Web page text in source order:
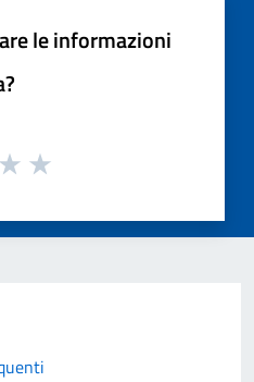
le informazioni